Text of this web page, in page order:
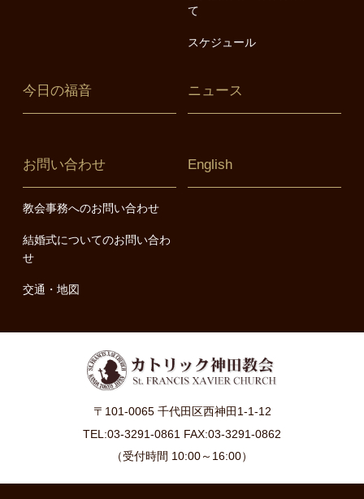
て
スケジュール
今日の福音 ニュース
お問い合わせ
教会事務へのお問い合わせ
結婚式についてのお問い合わ
せ
交通・地図
English
〒101-0065 千代田区西神田1-1-12
TEL:03-3291-0861 FAX:03-3291-0862
（受付時間 10:00～16:00）